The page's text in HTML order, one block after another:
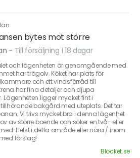
bytes mot större
- Till försäljning i 18 dagar
och lägenheten är genomgående med
har trägolv. Köket har plats för
och ett vindsförråd till
har fina detaljer och djupa
ligger mycket fint i
bakgård med uteplats. Det tar
Vi trivs mycket bra i denna lägenhet
av större boende och söker en två- eller
Helst i detta område eller nära / inom
förslag!
Blocket.se